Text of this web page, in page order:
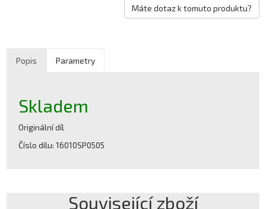
Máte dotaz k tomuto produktu?
Popis Parametry
Skladem
Originální díl
Číslo dílu: 16010SP0505
Související zboží